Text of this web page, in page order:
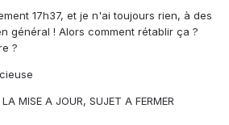
17h37, et je n'ai toujours rien, à des
général ! Alors comment rétablir ça ?
?
MISE A JOUR, SUJET A FERMER